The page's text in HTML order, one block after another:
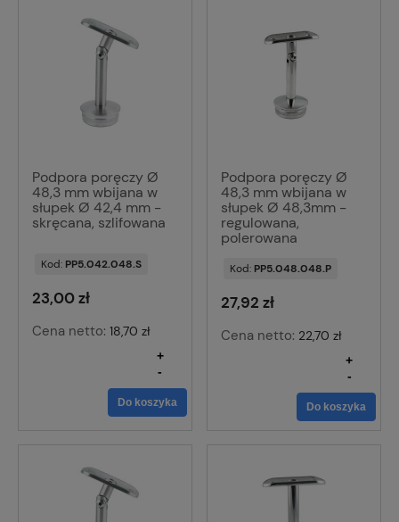
Podpora poręczy Ø
48,3 mm wbijana w
słupek Ø 42,4 mm -
skręcana, szlifowana
Kod: PP5.042.048.S
23,00 zł
Cena netto: 18,70 zł
-
+
Do koszyka
Podpora poręczy Ø
48,3 mm wbijana w
słupek Ø 48,3mm -
regulowana,
polerowana
Kod: PP5.048.048.P
27,92 zł
Cena netto: 22,70 zł
-
+
Do koszyka